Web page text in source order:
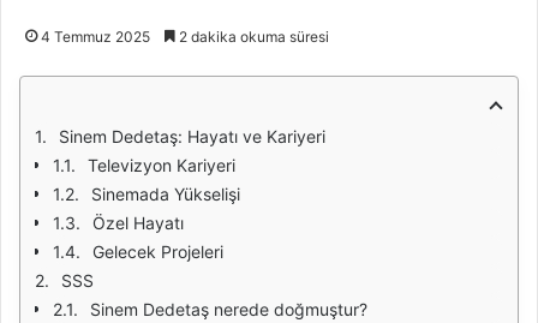
4 Temmuz 2025 2 dakika okuma süresi
Sinem Dedetaş: Hayatı ve Kariyeri
Televizyon Kariyeri
Sinemada Yükselişi
Özel Hayatı
Gelecek Projeleri
SSS
Sinem Dedetaş nerede doğmuştur?